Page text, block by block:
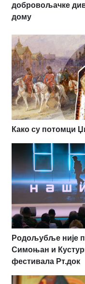
добровољачке
дому
Како су потомци
Родољубље није
Симоњан и
фестивала Рт.док